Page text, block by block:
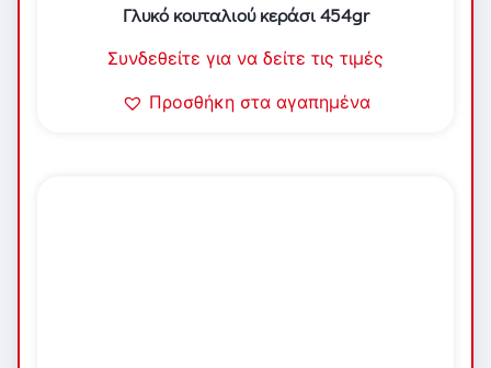
Γλυκό κουταλιού κεράσι 454gr
Συνδεθείτε για να δείτε τις τιμές
Προσθήκη στα αγαπημένα